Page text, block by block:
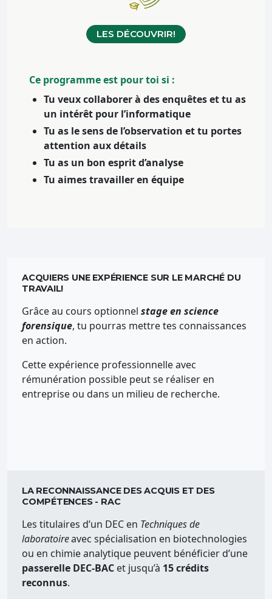
LES DÉCOUVRIR!
Ce programme est pour toi si :
Tu veux collaborer à des enquêtes et tu as
un intérêt pour l’informatique
Tu as le sens de l’observation et tu portes
attention aux détails
Tu as un bon esprit d’analyse
Tu aimes travailler en équipe
ACQUIERS UNE EXPÉRIENCE SUR LE MARCHÉ DU
TRAVAIL!
Grâce au cours optionnel stage en science
forensique, tu pourras mettre tes connaissances
en action.
Cette expérience professionnelle avec
rémunération possible peut se réaliser en
entreprise ou dans un milieu de recherche.
LA RECONNAISSANCE DES ACQUIS ET DES
COMPÉTENCES - RAC
Les titulaires d’un DEC en Techniques de
laboratoireavec spécialisation en biotechnologies
ou en chimie analytique peuvent bénéficier d’une
passerelle DEC-BAC et jusqu’à 15 crédits
reconnus.